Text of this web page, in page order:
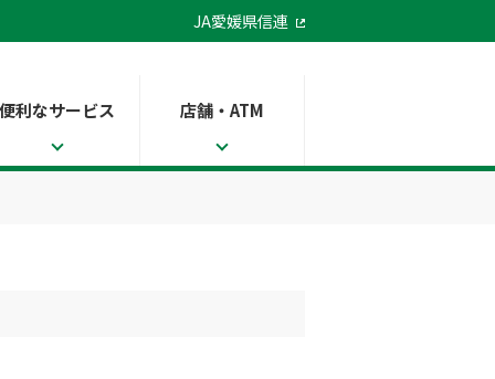
JA愛媛県信連
便利なサービス 店舗・ATM